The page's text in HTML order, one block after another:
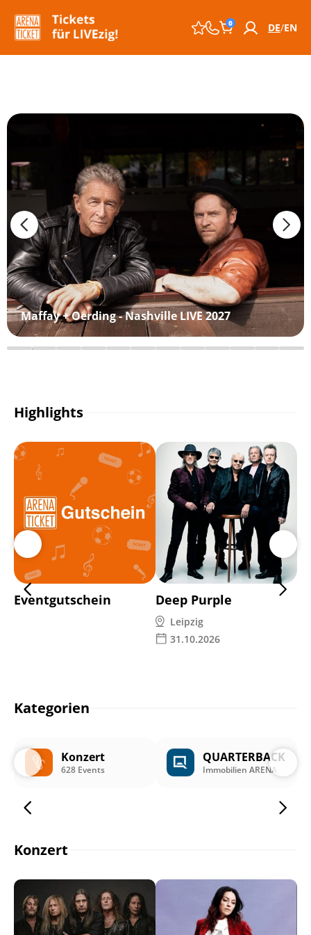
0 DE EN
Maffay + Oerding - Nashville LIVE 2027
Highlights
Eventgutschein Deep Purple
Leipzig
31.10.2026
Kategorien
Konzert
628 Events
QUARTERBACK
Immobilien ARENA
Konzert